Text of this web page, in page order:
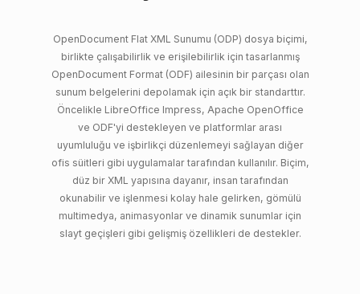
OpenDocument Flat XML Sunumu (ODP) dosya biçimi,
birlikte çalışabilirlik ve erişilebilirlik için tasarlanmış
OpenDocument Format (ODF) ailesinin bir parçası olan
sunum belgelerini depolamak için açık bir standarttır.
Öncelikle LibreOffice Impress, Apache OpenOffice
ve ODF'yi destekleyen ve platformlar arası
uyumluluğu ve işbirlikçi düzenlemeyi sağlayan diğer
ofis süitleri gibi uygulamalar tarafından kullanılır. Biçim,
düz bir XML yapısına dayanır, insan tarafından
okunabilir ve işlenmesi kolay hale gelirken, gömülü
multimedya, animasyonlar ve dinamik sunumlar için
slayt geçişleri gibi gelişmiş özellikleri de destekler.